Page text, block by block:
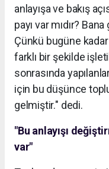
anlayışa ve bakış
payı var mıdır?
Çünkü bugüne
farklı bir şekilde
sonrasında
için bu düşünce
gelmiştir." dedi.
"Bu anlayışı
var"